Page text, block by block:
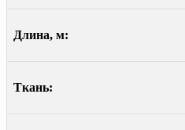
Длина, м:
Ткань: